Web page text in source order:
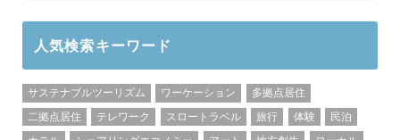
人気検索キーワード
サステナブルツーリズム ワーケーション
多拠点居住
二拠点居住
テレワーク スロートラベル 旅行 体験
民泊